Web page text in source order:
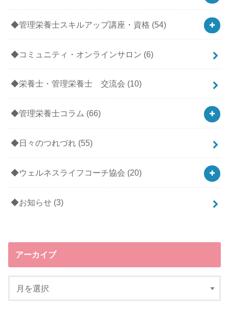
◆管理栄養士スキルアップ講座・資格 (54)
◆コミュニティ・オンラインサロン (6)
◆栄養士・管理栄養士 交流会 (10)
◆管理栄養士コラム (66)
◆日々のつれづれ (55)
◆ウェルネスライフコーチ協会 (20)
◆お知らせ (3)
アーカイブ